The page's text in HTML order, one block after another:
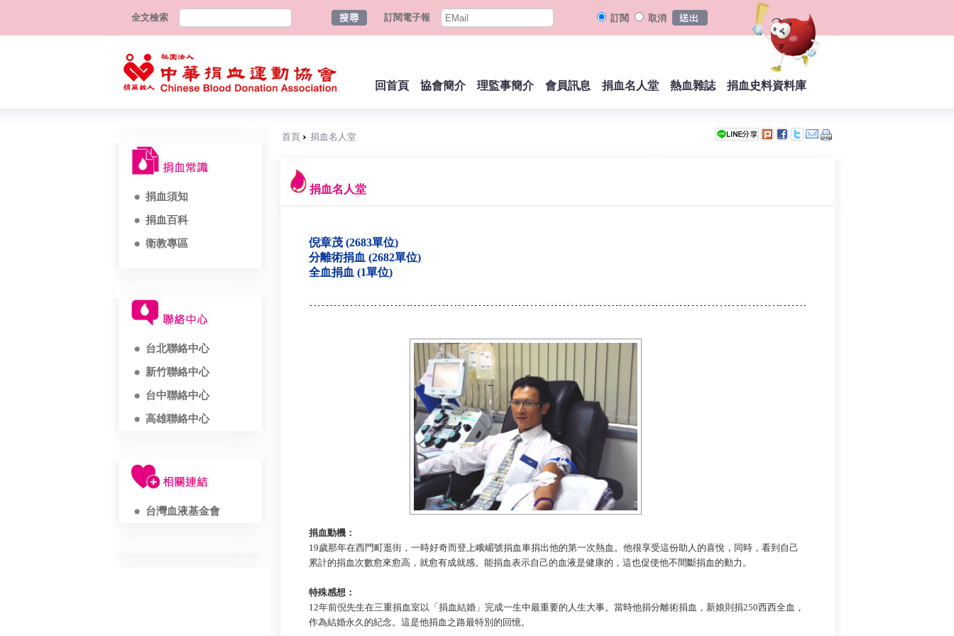
全文檢索 訂閱電子報 訂閱 取消
回首頁 協會簡介 理監事簡介 會員訊息 捐血名人堂 熱血雜誌 捐血史料資料庫
捐血須知
捐血百科
衛教專區
台北聯絡中心
新竹聯絡中心
台中聯絡中心
高雄聯絡中心
台灣血液基金會
首頁 捐血名人堂
捐血名人堂
倪章茂 (2683單位)
分離術捐血 (2682單位)
全血捐血 (1單位)
捐血動機：
19歲那年在西門町逛街，一時好奇而登上峨嵋號捐血車捐出他的第一次熱血。他很享受這份助人的喜悅，同時，看到自己
累計的捐血次數愈來愈高，就愈有成就感。能捐血表示自己的血液是健康的，這也促使他不間斷捐血的動力。
特殊感想：
12年前倪先生在三重捐血室以「捐血結婚」完成一生中最重要的人生大事。當時他捐分離術捐血，新娘則捐250西西全血，
作為結婚永久的紀念。這是他捐血之路最特別的回憶。